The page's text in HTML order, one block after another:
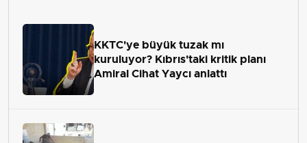
KKTC'ye büyük tuzak mı
kuruluyor? Kıbrıs'taki kritik planı
Amiral Cihat Yaycı anlattı